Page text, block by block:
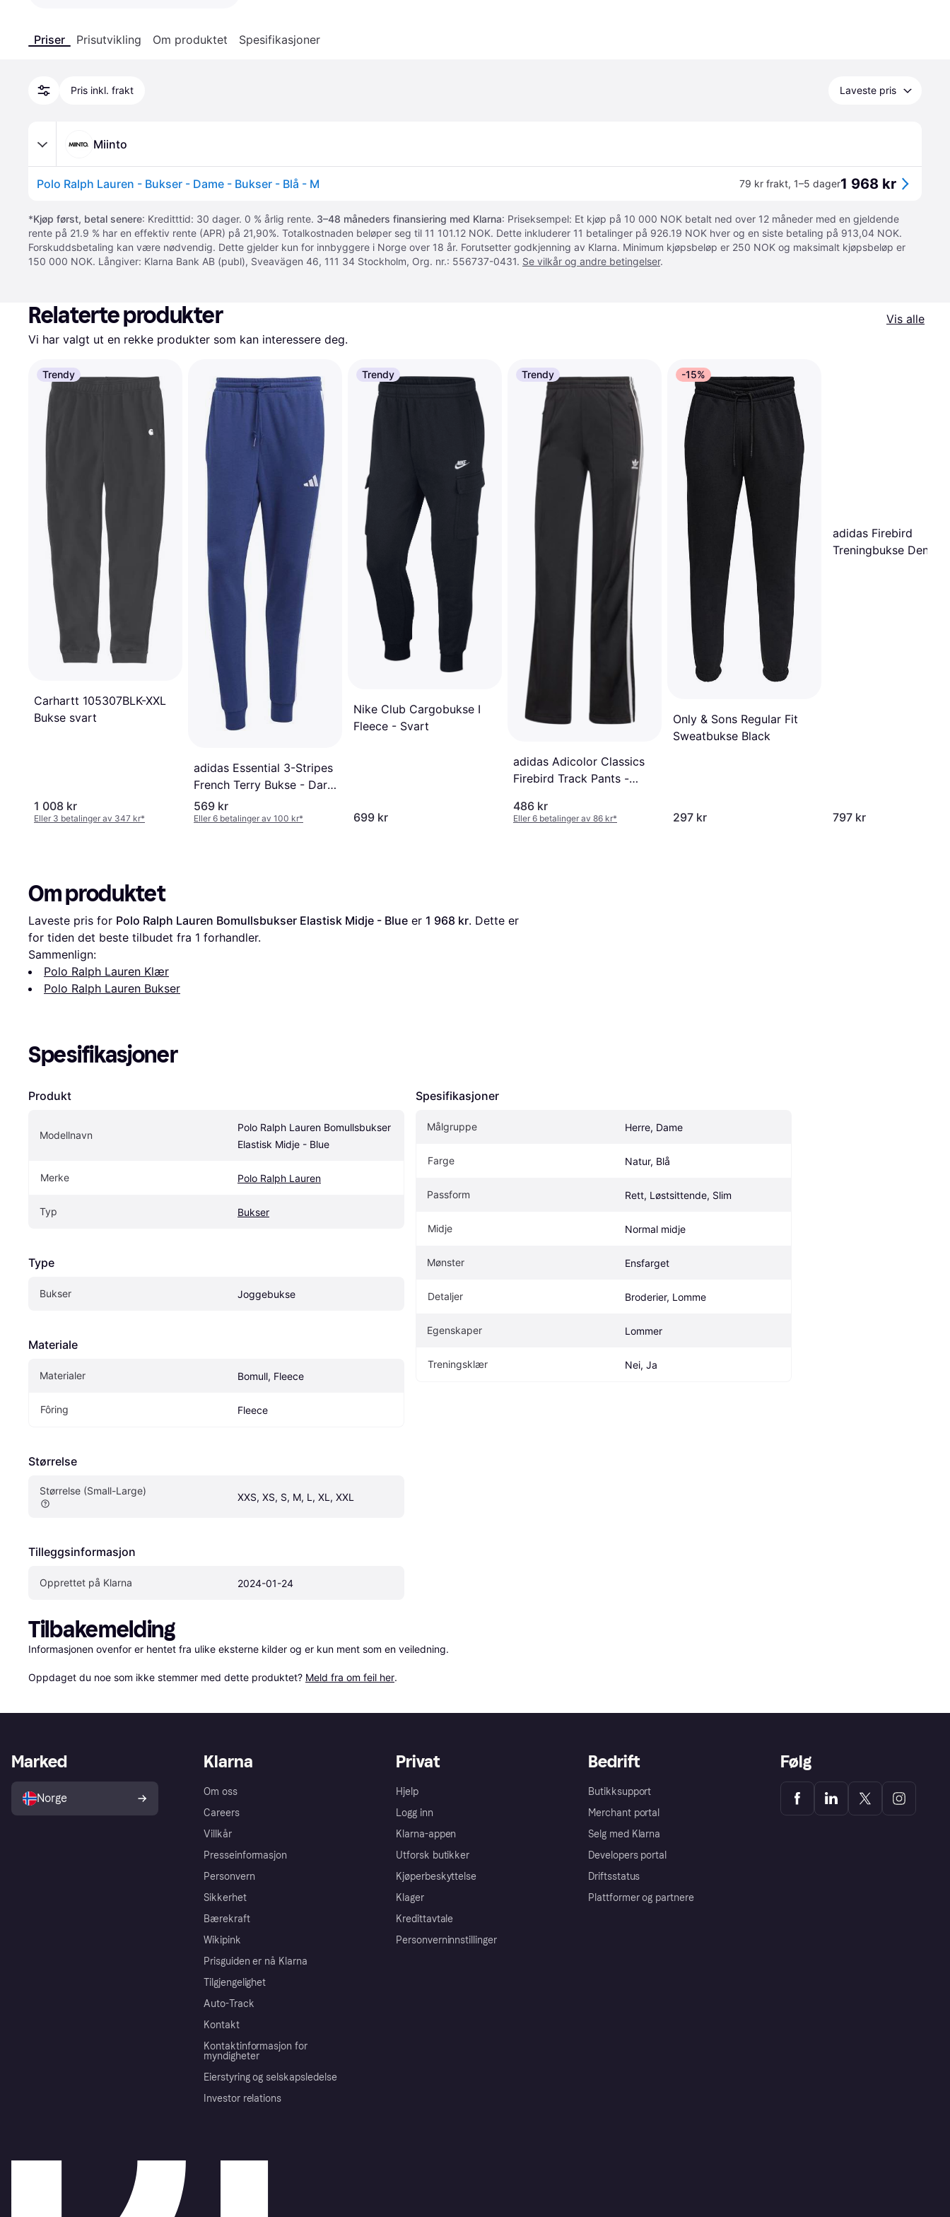
Priser Prisutvikling Om produktet Spesifikasjoner
Pris inkl. frakt Laveste pris
Miinto
Polo Ralph Lauren - Bukser - Dame - Bukser - Blå - M 79 kr frakt, 1–5 dager1 968 kr
*Kjøp først, betal senere: Kreditttid: 30 dager. 0 % årlig rente. 3–48 måneders finansiering med Klarna: Priseksempel: Et kjøp på 10 000 NOK betalt ned over 12 måneder med en gjeldende
rente på 21.9 % har en effektiv rente (APR) på 21,90%. Totalkostnaden beløper seg til 11 101.12 NOK. Dette inkluderer 11 betalinger på 926.19 NOK hver og en siste betaling på 913,04 NOK.
Forskuddsbetaling kan være nødvendig. Dette gjelder kun for innbyggere i Norge over 18 år. Forutsetter godkjenning av Klarna. Minimum kjøpsbeløp er 250 NOK og maksimalt kjøpsbeløp er
150 000 NOK. Långiver: Klarna Bank AB (publ), Sveavägen 46, 111 34 Stockholm, Org. nr.: 556737-0431. Se vilkår og andre betingelser.
Relaterte produkter
Vis alle
Vi har valgt ut en rekke produkter som kan interessere deg.
Trendy
Carhartt 105307BLK-XXL
Bukse svart
1 008 kr
Eller 3 betalinger av 347 kr*
adidas Essential 3-Stripes
French Terry Bukse - Dark
Blue/White
569 kr
Eller 6 betalinger av 100 kr*
Trendy
Nike Club Cargobukse I
Fleece - Svart
699 kr
Trendy
adidas Adicolor Classics
Firebird Track Pants -
486 kr
Eller 6 betalinger av 86 kr*
-15%
Only & Sons Regular Fit
Sweatbukse Black
297 kr
adidas Firebird
Treningbukse Denim -
797 kr
Om produktet
Laveste pris for Polo Ralph Lauren Bomullsbukser Elastisk Midje - Blue er 1 968 kr. Dette er
for tiden det beste tilbudet fra 1 forhandler.
Sammenlign:
Polo Ralph Lauren Klær
Polo Ralph Lauren Bukser
Spesifikasjoner
Produkt
Modellnavn
Polo Ralph Lauren Bomullsbukser
Elastisk Midje - Blue
Merke Polo Ralph Lauren
Typ Bukser
Type
Bukser Joggebukse
Materiale
Materialer Bomull, Fleece
Fôring Fleece
Størrelse
Størrelse (Small-Large)
XXS, XS, S, M, L, XL, XXL
Tilleggsinformasjon
Opprettet på Klarna 2024-01-24
Spesifikasjoner
Målgruppe Herre, Dame
Farge Natur, Blå
Passform Rett, Løstsittende, Slim
Midje Normal midje
Mønster Ensfarget
Detaljer Broderier, Lomme
Egenskaper Lommer
Treningsklær Nei, Ja
Tilbakemelding
Informasjonen ovenfor er hentet fra ulike eksterne kilder og er kun ment som en veiledning.
Oppdaget du noe som ikke stemmer med dette produktet? Meld fra om feil her.
Klarna
Om oss
Careers
Villkår
Presseinformasjon
Personvern
Sikkerhet
Bærekraft
Wikipink
Prisguiden er nå Klarna
Tilgjengelighet
Auto-Track
Kontakt
Kontaktinformasjon for
myndigheter
Eierstyring og selskapsledelse
Investor relations
Privat
Hjelp
Logg inn
Klarna-appen
Utforsk butikker
Kjøperbeskyttelse
Klager
Kredittavtale
Personverninnstillinger
Bedrift
Butikksupport
Merchant portal
Selg med Klarna
Developers portal
Driftsstatus
Plattformer og partnere
Marked
Norge
Følg